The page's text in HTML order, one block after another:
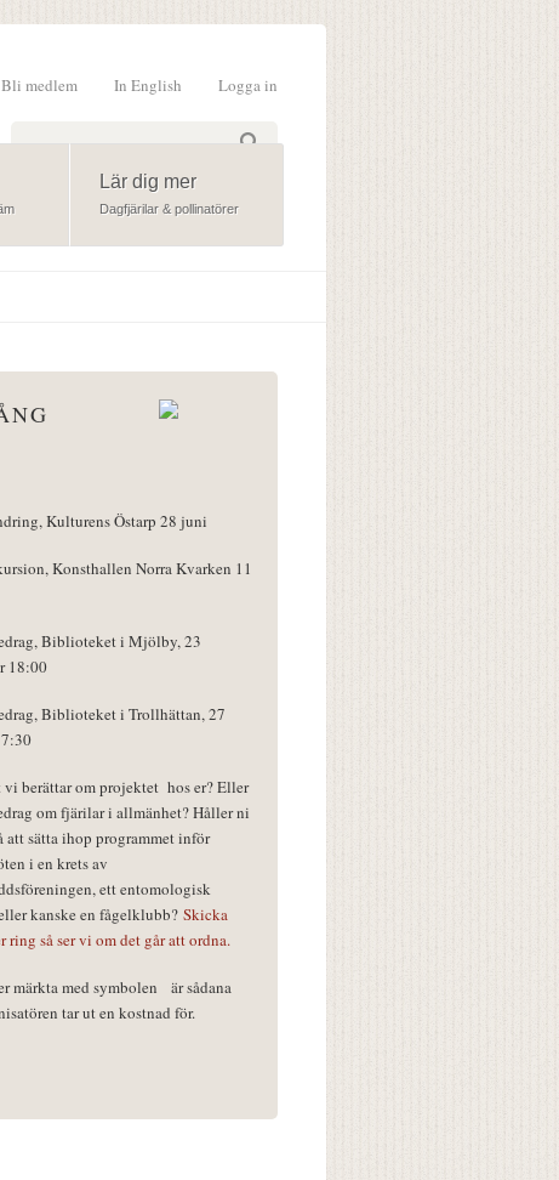
Logga in
In English
Bli medlem
Lär dig mer
Dagfjärilar & pollinatörer
Kulturens Östarp 28 juni
Konsthallen Norra Kvarken 11
Biblioteket i Mjölby, 23
18:00
Biblioteket i Trollhättan, 27
berättar om projektet hos er? Eller
om fjärilar i allmänhet? Håller ni
att sätta ihop programmet inför
i en krets av
ett entomologisk
kanske en fågelklubb? Skicka
ring så ser vi om det går att ordna.
märkta med symbolen
är sådana
tar ut en kostnad för.